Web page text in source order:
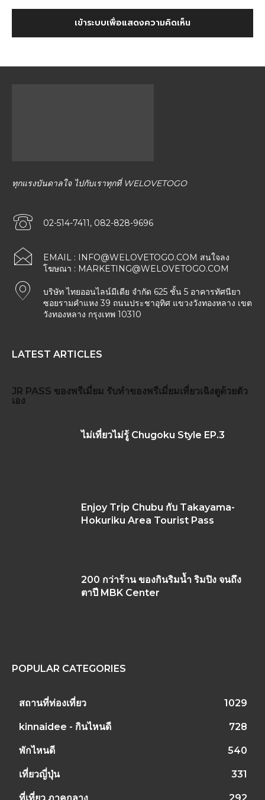
เข้าระบบเพื่อแสดงความคิดเห็น
ทุกแรงบันดาลใจ ไปกับเราทุกที่ WELOVETOGO
02-514-7411, 082-828-9696
EMAIL : INFO@WELOVETOGO.COM สนใจลง
โฆษณา : MARKETING@WELOVETOGO.COM
บริษัท ไทยออนไลน์มีเดีย จำกัด 625 ชั้น 5 อาคารทัศนียา
ซอยรามคำแหง 39 ถนนประชาอุทิศ แขวงวังทองหลาง เขต
วังทองหลาง กรุงเทพ 10310
LATEST ARTICLES
JR PASS ของพรีเมี่ยม รับทำของพรีเมี่ยมเที่ยวเฉิงตูด้วยตัว
เอง
ไม่เที่ยวไม่รู้ Chugoku Style EP.3
Enjoy Trip Chubu กับ Takayama-
Hokuriku Area Tourist Pass
200 กว่าร้าน ของกินริมน้ำ ริมปิง จนถึง
ตาปี MBK Center
POPULAR CATEGORIES
สถานที่ท่องเที่ยว 1029
kinnaidee - กินไหนดี 728
พักไหนดี 540
เที่ยวญี่ปุ่น 331
ที่เที่ยว ภาคกลาง 292